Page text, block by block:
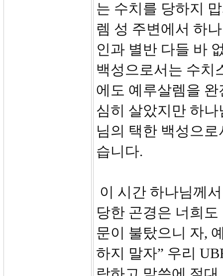
는 수치를 당하지
렘 성 주변에서 하
인과 별반 다들 바
백성으로서는 수치
에도 예루살렘을
심히 살았지만 하
님의 택한 백성으
습니다.
이 시간 하나님께
당한 곤경은 너희
문이 불탔으니 자,
하지 말자” 우리